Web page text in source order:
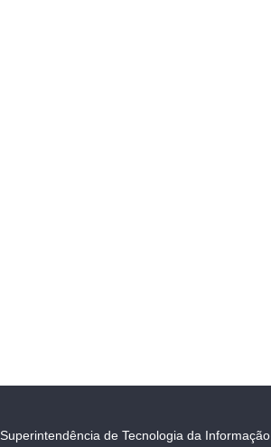
Superintendência de Tecnologia da Informação